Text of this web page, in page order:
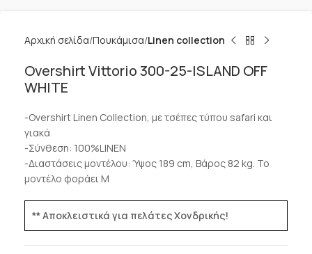
Αρχική σελίδα Πουκάμισα Linen collection
Overshirt Vittorio 300-25-ISLAND OFF
WHITE
-Overshirt Linen Collection, με τσέπες τύπου safari και
γιακά
-Σύνθεση: 100%LINEN
-Διαστάσεις μοντέλου: Ύψος 189 cm, Βάρος 82 kg. Το
μοντέλο φοράει M
** Αποκλειστικά για πελάτες Χονδρικής!